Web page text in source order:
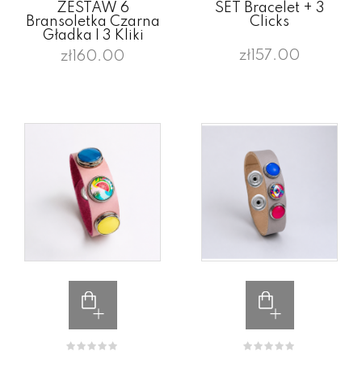
ZESTAW 6
Bransoletka Czarna
Gładka I 3 Kliki
zł160.00
SET Bracelet + 3
Clicks
zł157.00